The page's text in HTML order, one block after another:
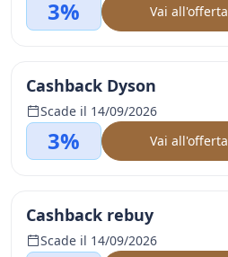
3% Vai all'offerta
Cashback Dyson
Scade il 14/09/2026
3% Vai all'offerta
Cashback rebuy
Scade il 14/09/2026